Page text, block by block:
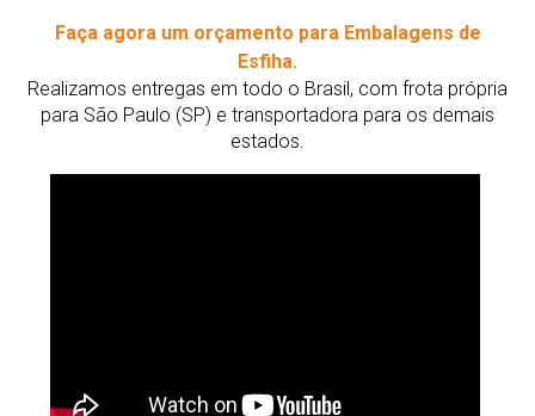
Faça agora um orçamento para Embalagens de
Esfiha.
Realizamos entregas em todo o Brasil, com frota própria
para São Paulo (SP) e transportadora para os demais
estados.